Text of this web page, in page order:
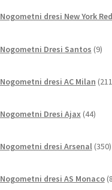
Nogometni dresi New York
Nogometni Dresi Santos 9
Nogometni dresi AC Milan 211
Nogometni Dresi Ajax 44
Nogometni dresi Arsenal 350
Nogometni dresi AS Monaco 8